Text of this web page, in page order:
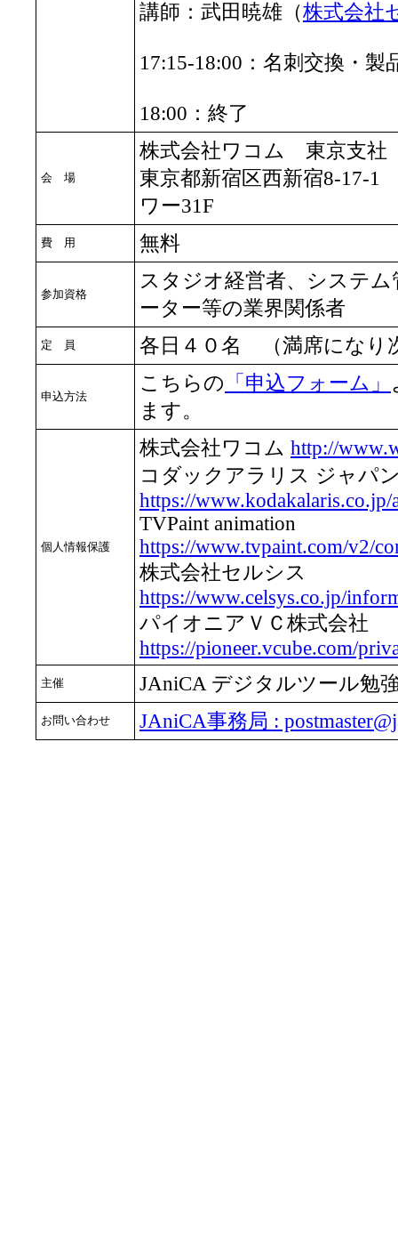
講師：武田暁雄（株式会社
17:15-18:00：名刺交換・製
18:00：終了
会 場
株式会社ワコム 東京支社
東京都新宿区西新宿8-17-
ワー31F
費 用 無料
参加資格
スタジオ経営者、システ
ーター等の業界関係者
定 員 各日４０名 （満席になり
申込方法
こちらの 「申込フォーム」
ます。
個人情報保護
株式会社ワコム http://
コダックアラリス ジャパ
https://
TVPaint animation
https://www.tvpaint.com/v2/
株式会社セルシス
https://www.celsys.co.jp/
パイオニアＶＣ株式会社
https://pioneer.vcube.com/
主催 JAniCA デジタルツール勉
お問い合わせ JAniCA事務局 :